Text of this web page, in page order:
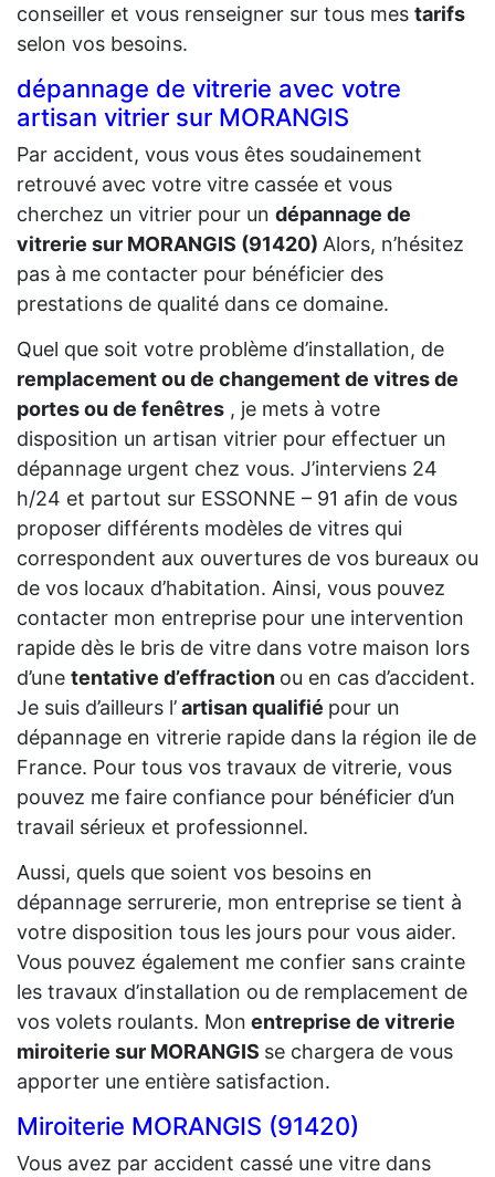
conseiller et vous renseigner sur tous mes tarifs
selon vos besoins.
dépannage de vitrerie avec votre
artisan vitrier sur MORANGIS
Par accident, vous vous êtes soudainement
retrouvé avec votre vitre cassée et vous
cherchez un vitrier pour un dépannage de
vitrerie sur MORANGIS (91420) Alors, n’hésitez
pas à me contacter pour bénéficier des
prestations de qualité dans ce domaine.
Quel que soit votre problème d’installation, de
remplacement ou de changement de vitres de
portes ou de fenêtres , je mets à votre
disposition un artisan vitrier pour effectuer un
dépannage urgent chez vous. J’interviens 24
h/24 et partout sur ESSONNE – 91 afin de vous
proposer différents modèles de vitres qui
correspondent aux ouvertures de vos bureaux ou
de vos locaux d’habitation. Ainsi, vous pouvez
contacter mon entreprise pour une intervention
rapide dès le bris de vitre dans votre maison lors
d’une tentative d’effraction ou en cas d’accident.
Je suis d’ailleurs l’artisan qualifié pour un
dépannage en vitrerie rapide dans la région ile de
France. Pour tous vos travaux de vitrerie, vous
pouvez me faire confiance pour bénéficier d’un
travail sérieux et professionnel.
Aussi, quels que soient vos besoins en
dépannage serrurerie, mon entreprise se tient à
votre disposition tous les jours pour vous aider.
Vous pouvez également me confier sans crainte
les travaux d’installation ou de remplacement de
vos volets roulants. Mon entreprise de vitrerie
miroiterie sur MORANGIS se chargera de vous
apporter une entière satisfaction.
Miroiterie MORANGIS (91420)
Vous avez par accident cassé une vitre dans